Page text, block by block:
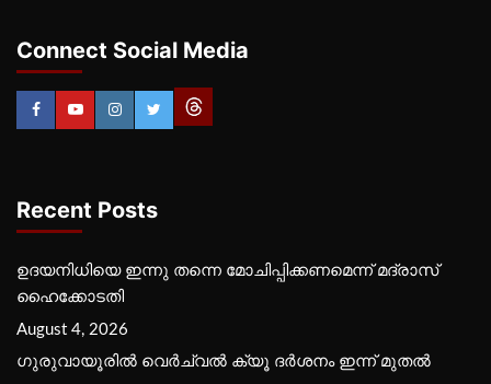
Connect Social Media
Recent Posts
ഉദയനിധിയെ ഇന്നു തന്നെ മോചിപ്പിക്കണമെന്ന് മദ്രാസ്
ഹൈക്കോടതി
August 4, 2026
ഗുരുവായൂരില്‍ വെര്‍ച്വല്‍ ക്യൂ ദര്‍ശനം ഇന്ന് മുതല്‍